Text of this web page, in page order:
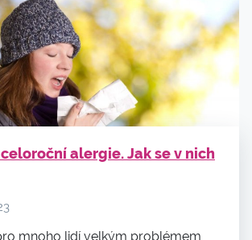
alergie. Jak se v nich
mnoho lidí velkým problémem,